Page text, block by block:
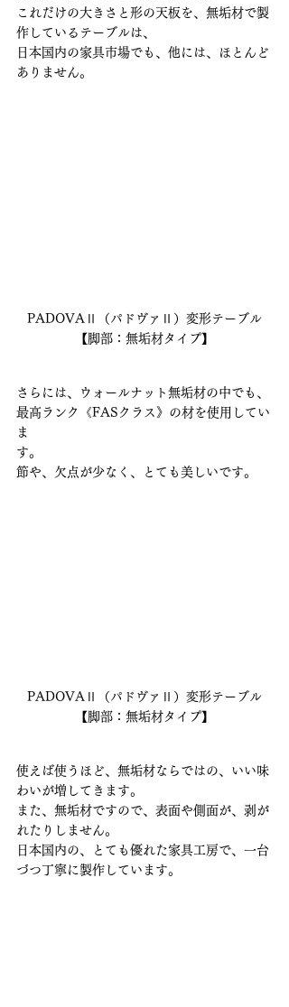
これだけの大きさと形の天板を、無垢材で製
作しているテーブルは、
日本国内の家具市場でも、他には、ほとんど
ありません。
PADOVAⅡ（パドヴァⅡ）変形テーブル
【脚部：無垢材タイプ】
さらには、ウォールナット無垢材の中でも、
最高ランク《FASクラス》の材を使用してい
ま
す。
節や、欠点が少なく、とても美しいです。
PADOVAⅡ（パドヴァⅡ）変形テーブル
【脚部：無垢材タイプ】
使えば使うほど、無垢材ならではの、いい味
わいが増してきます。
また、無垢材ですので、表面や側面が、剥が
れたりしません。
日本国内の、とても優れた家具工房で、一台
づつ丁寧に製作しています。